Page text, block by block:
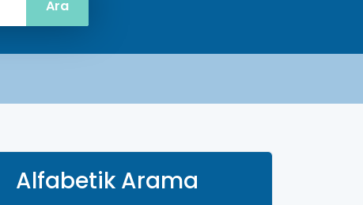
Alfabetik Arama